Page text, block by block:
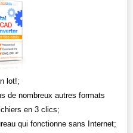
lot!;
de nombreux autres formats
en 3 clics;
qui fonctionne sans Internet;